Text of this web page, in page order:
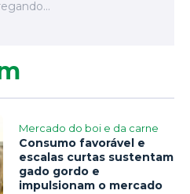
Mercado do boi e da carne
Consumo favorável e
escalas curtas sustentam
gado gordo e
impulsionam o mercado